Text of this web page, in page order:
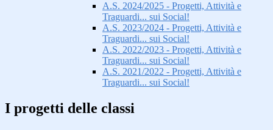
A.S. 2024/2025 - Progetti, Attività e
Traguardi... sui Social!
A.S. 2023/2024 - Progetti, Attività e
Traguardi... sui Social!
A.S. 2022/2023 - Progetti, Attività e
Traguardi... sui Social!
A.S. 2021/2022 - Progetti, Attività e
Traguardi... sui Social!
I progetti delle classi